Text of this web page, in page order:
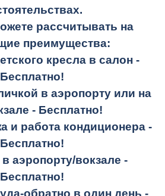
рассчитывать на
преимущества:
кресла в салон -
Бесплатно!
в аэропорту или на
- Бесплатно!
и работа кондиционера -
Бесплатно!
аэропорту/вокзале -
Бесплатно!
обратно в один день -